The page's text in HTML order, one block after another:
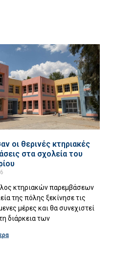
οι θερινές κτηριακές
στα σχολεία του
κτηριακών παρεμβάσεων
της πόλης ξεκίνησε τις
μέρες και θα συνεχιστεί
διάρκεια των